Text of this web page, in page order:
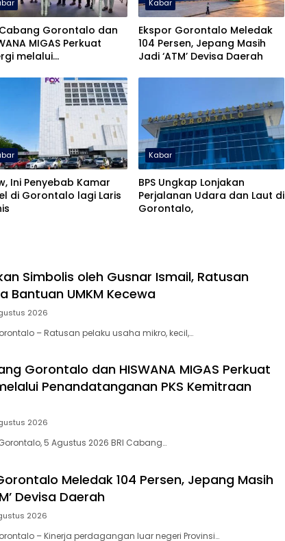
Cabang Gorontalo dan
MIGAS Perkuat
melalui
Bisnis
Kabar
Ekspor Gorontalo Meledak
104 Persen, Jepang Masih
Jadi ‘ATM’ Devisa Daerah
Ini Penyebab Kamar
di Gorontalo lagi Laris
Kabar
BPS Ungkap Lonjakan
Perjalanan Udara dan Laut di
Gorontalo,
Simbolis oleh Gusnar Ismail, Ratusan
Bantuan UMKM Kecewa
2026
– Ratusan pelaku usaha mikro, kecil,…
Gorontalo dan HISWANA MIGAS Perkuat
Penandatanganan PKS Kemitraan
2026
5 Agustus 2026 BRI Cabang…
Meledak 104 Persen, Jepang Masih
Devisa Daerah
2026
– Kinerja perdagangan luar negeri Provinsi…